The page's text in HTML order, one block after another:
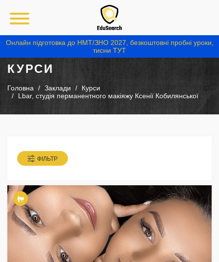
Онлайн підготовка до НМТ/ЗНО 2027, безкоштовні пробні уроки,
тисни ТУТ
КУРСИ
Головна Заклади
Курси
Lbar, студія перманентного макіяжу Ксенії Кобилянської
ФІЛЬТР